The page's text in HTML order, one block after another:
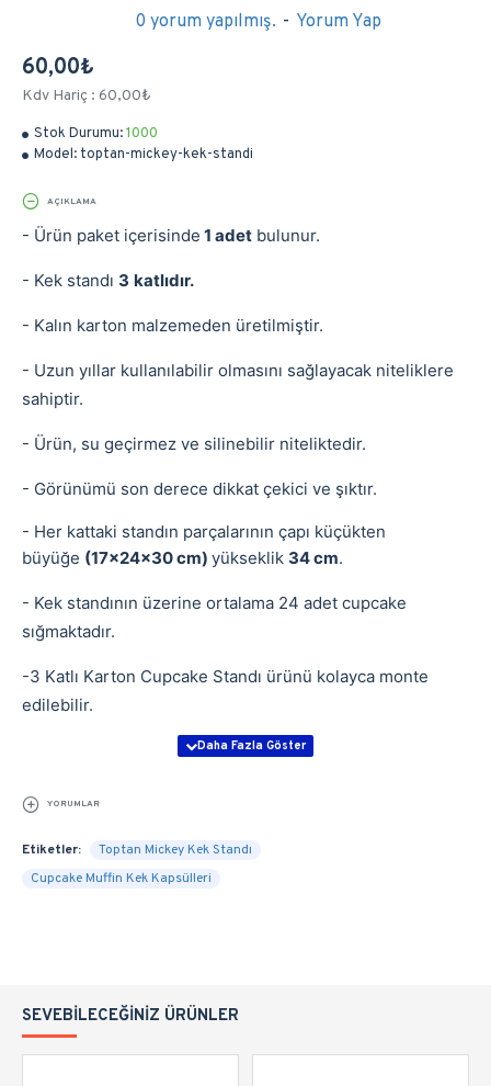
Stok Durumu:1000
Model: toptan-mickey-kek-standi
0 yorum yapılmış. - Yorum Yap
60,00₺
Kdv Hariç : 60,00₺
AÇIKLAMA
- Ürün paket içerisinde 1 adet bulunur.
- Kek standı 3 katlıdır.
- Kalın karton malzemeden üretilmiştir.
- Uzun yıllar kullanılabilir olmasını sağlayacak niteliklere
sahiptir.
- Ürün, su geçirmez ve silinebilir niteliktedir.
- Görünümü son derece dikkat çekici ve şıktır.
- Her kattaki standın parçalarının çapı küçükten
büyüğe (17x24x30 cm) yükseklik 34 cm.
- Kek standının üzerine ortalama 24 adet cupcake
sığmaktadır.
-3 Katlı Karton Cupcake Standı ürünü kolayca monte
edilebilir.
YORUMLAR
Etiketler:
Toptan Mickey Kek Standı
Cupcake Muffin Kek Kapsülleri
SEVEBILECEĞINIZ ÜRÜNLER